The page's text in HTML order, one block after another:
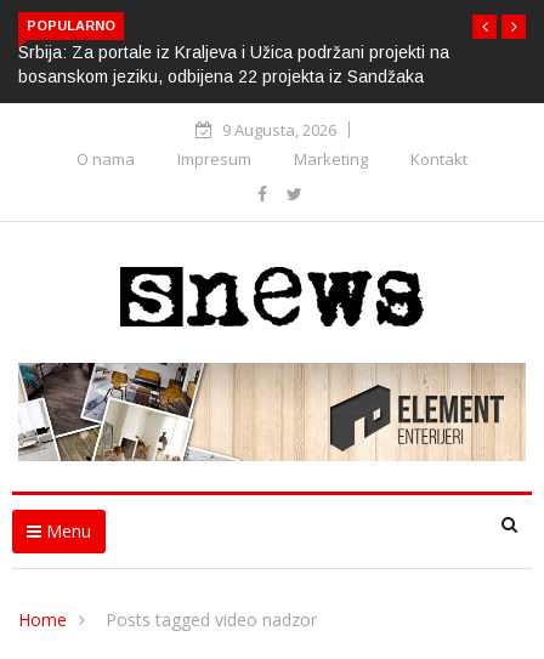
POPULARNO
Srbija: Za portale iz Kraljeva i Užica podržani projekti na
bosanskom jeziku, odbijena 22 projekta iz Sandžaka
9 Augusta, 2026
O nama
Impresum Marketing Kontakt
Menu
Home Posts tagged video nadzor